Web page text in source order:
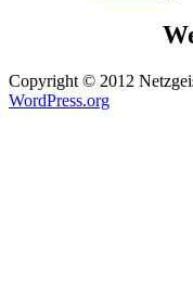
Copyright © 2012
WordPress.org